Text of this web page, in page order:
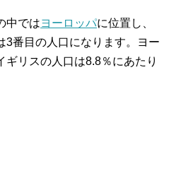
中ではヨーロッパに位置し、
3番目の人口になります。ヨー
ギリスの人口は8.8％にあたり